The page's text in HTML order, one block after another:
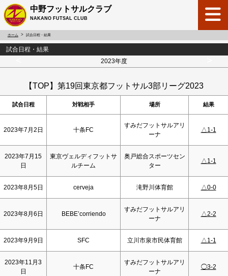
中野フットサルクラブ
NAKANO FUTSAL CLUB
ホーム 試合日程・結果
試合日程・結果
2023年度
【TOP】第19回東京都フットサル3部リーグ2023
試合日程 対戦相手 場所 結果
2023年7月2日 十条FC
すみだフットサルアリ
ーナ
△1-1
2023年7月15
日
東京ヴェルディフットサ
ルチーム
奥戸総合スポーツセン
ター
△1-1
2023年8月5日 cerveja 滝野川体育館 △0-0
2023年8月6日 BEBE’corriendo
すみだフットサルアリ
ーナ
△2-2
2023年9月9日 SFC 立川市泉市民体育館 △1-1
2023年11月3
日
十条FC
すみだフットサルアリ
ーナ
◯3-2